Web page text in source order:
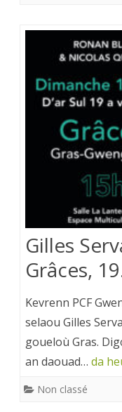
Gilles
Grâces,
Kevrenn PCF
selaou Gilles
goueloù Gras.
an daouad… da
Non classé